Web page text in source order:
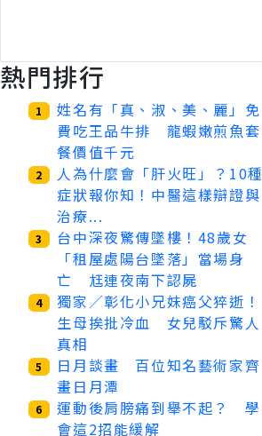
熱門排行
1
姓名有「真、淑、美、麗」免
費吃王品牛排 龍蝦嫩煎魚套
餐價值千元
2
人為什麼會「肝火旺」？10種
症狀報你知！中醫這樣辯證與
治療...
3
台中深夜驚傳墜樓！48歲女
「租屋處陽台墜落」當場身
亡 尪連夜南下認屍
4
獨家／彰化小兄妹癌父猝逝！
生母挨批冷血 女兒駁斥驚人
真相
5
日月談畫 百位知名藝術家齊
畫日月潭
6
運動後肩膀痛到舉不起？ 學
會這2招能緩解